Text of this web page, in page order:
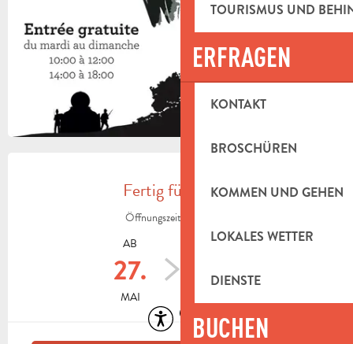
TOURISMUS UND
ERFRAGEN
KONTAKT
BROSCHÜREN
KOMMEN UND GEHEN
LOKALES WETTER
DIENSTE
BUCHEN
Fertig für heute
Öffnungszeiten ansehen
AB
27.
MAI
BIS ZUM
26.
Zugänglichkeit
Nur mit Reservierung